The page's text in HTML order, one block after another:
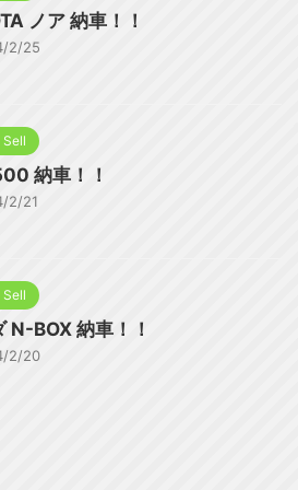
ノア 納車！！
2/25
Sell
納車！！
2/21
Sell
N-BOX 納車！！
2/20